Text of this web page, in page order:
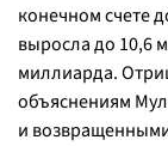
конечном счете
выросла до 10,6
миллиарда.
объяснениям
и